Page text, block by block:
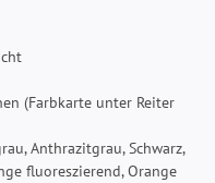
(Farbkarte unter Reiter
Anthrazitgrau, Schwarz,
fluoreszierend, Orange